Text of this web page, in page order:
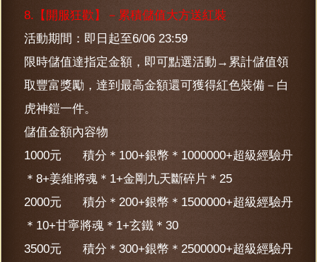
8.【開服狂歡】－累積儲值大方送紅裝
活動期間：即日起至6/06 23:59
限時儲值達指定金額，即可點選活動→累計儲值領
取豐富獎勵，達到最高金額還可獲得紅色裝備－白
虎神鎧一件。
儲值金額內容物
1000元 積分＊100+銀幣＊1000000+超級經驗丹
＊8+姜維將魂＊1+金剛九天斷碎片＊25
2000元 積分＊200+銀幣＊1500000+超級經驗丹
＊10+甘寧將魂＊1+玄鐵＊30
3500元 積分＊300+銀幣＊2500000+超級經驗丹